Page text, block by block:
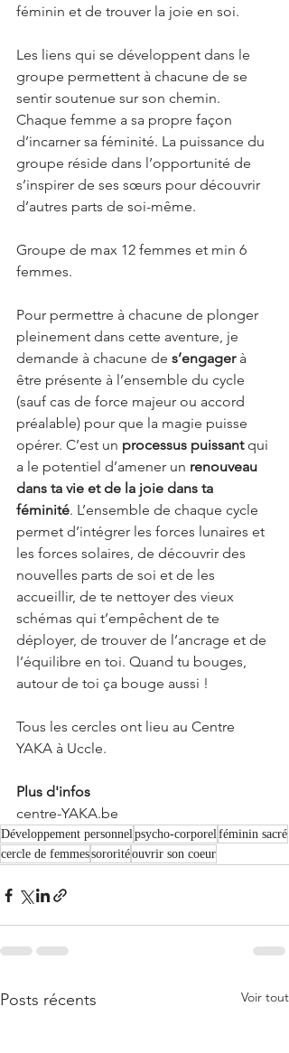
féminin et de trouver la joie en soi.
Les liens qui se développent dans le
groupe permettent à chacune de se
sentir soutenue sur son chemin.
Chaque femme a sa propre façon
d’incarner sa féminité. La puissance du
groupe réside dans l’opportunité de
s’inspirer de ses sœurs pour découvrir
d’autres parts de soi-même.
Groupe de max 12 femmes et min 6
femmes.
Pour permettre à chacune de plonger
pleinement dans cette aventure, je
demande à chacune de s’engager à
être présente à l’ensemble du cycle
(sauf cas de force majeur ou accord
préalable) pour que la magie puisse
opérer. C’est un processus puissant qui
a le potentiel d’amener un renouveau
dans ta vie et de la joie dans ta
féminité. L’ensemble de chaque cycle
permet d’intégrer les forces lunaires et
les forces solaires, de découvrir des
nouvelles parts de soi et de les
accueillir, de te nettoyer des vieux
schémas qui t’empêchent de te
déployer, de trouver de l’ancrage et de
l’équilibre en toi. Quand tu bouges,
autour de toi ça bouge aussi !
Tous les cercles ont lieu au Centre
YAKA à Uccle.
Plus d'infos
centre-YAKA.be
Développement personnelpsycho-corporelféminin sacré
cercle de femmessororitéouvrir son coeur
Posts récents Voir tout